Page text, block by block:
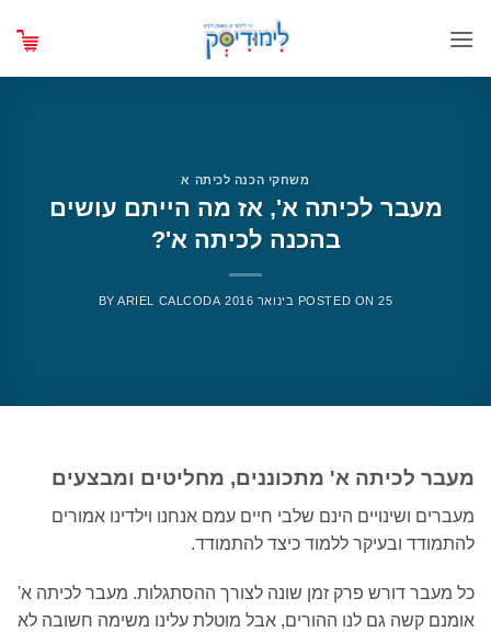
משחקי הכנה לכיתה א
מעבר לכיתה א', אז מה הייתם עושים
בהכנה לכיתה א'?
POSTED ON25 בינואר 2016 BYARIEL CALCODA
מעבר לכיתה א' מתכוננים, מחליטים ומבצעים
מעברים ושינויים הינם שלבי חיים עמם אנחנו וילדינו אמורים
להתמודד ובעיקר ללמוד כיצד להתמודד.
כל מעבר דורש פרק זמן שונה לצורך ההסתגלות. מעבר לכיתה א'
אומנם קשה גם לנו ההורים, אבל מוטלת עלינו משימה חשובה לא